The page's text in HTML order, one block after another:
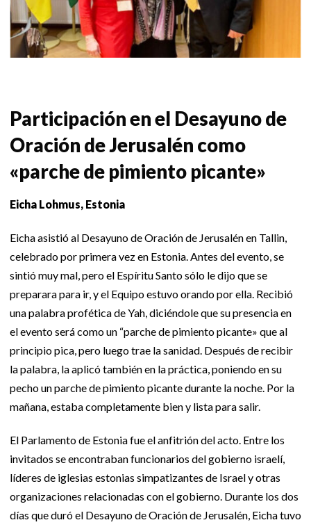
Participación en el Desayuno de
Oración de Jerusalén como
«parche de pimiento picante»
Eicha Lohmus, Estonia
Eicha asistió al Desayuno de Oración de Jerusalén en Tallin,
celebrado por primera vez en Estonia. Antes del evento, se
sintió muy mal, pero el Espíritu Santo sólo le dijo que se
preparara para ir, y el Equipo estuvo orando por ella. Recibió
una palabra profética de Yah, diciéndole que su presencia en
el evento será como un “parche de pimiento picante» que al
principio pica, pero luego trae la sanidad. Después de recibir
la palabra, la aplicó también en la práctica, poniendo en su
pecho un parche de pimiento picante durante la noche. Por la
mañana, estaba completamente bien y lista para salir.
El Parlamento de Estonia fue el anfitrión del acto. Entre los
invitados se encontraban funcionarios del gobierno israelí,
líderes de iglesias estonias simpatizantes de Israel y otras
organizaciones relacionadas con el gobierno. Durante los dos
días que duró el Desayuno de Oración de Jerusalén, Eicha tuvo